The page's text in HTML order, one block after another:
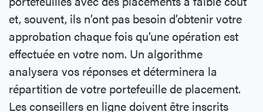
et, souvent, ils n’ont pas besoin d’obtenir votre
approbation chaque fois qu’une opération est
effectuée en votre nom. Un algorithme
analysera vos réponses et déterminera la
répartition de votre portefeuille de placement.
Les conseillers en ligne doivent être inscrits